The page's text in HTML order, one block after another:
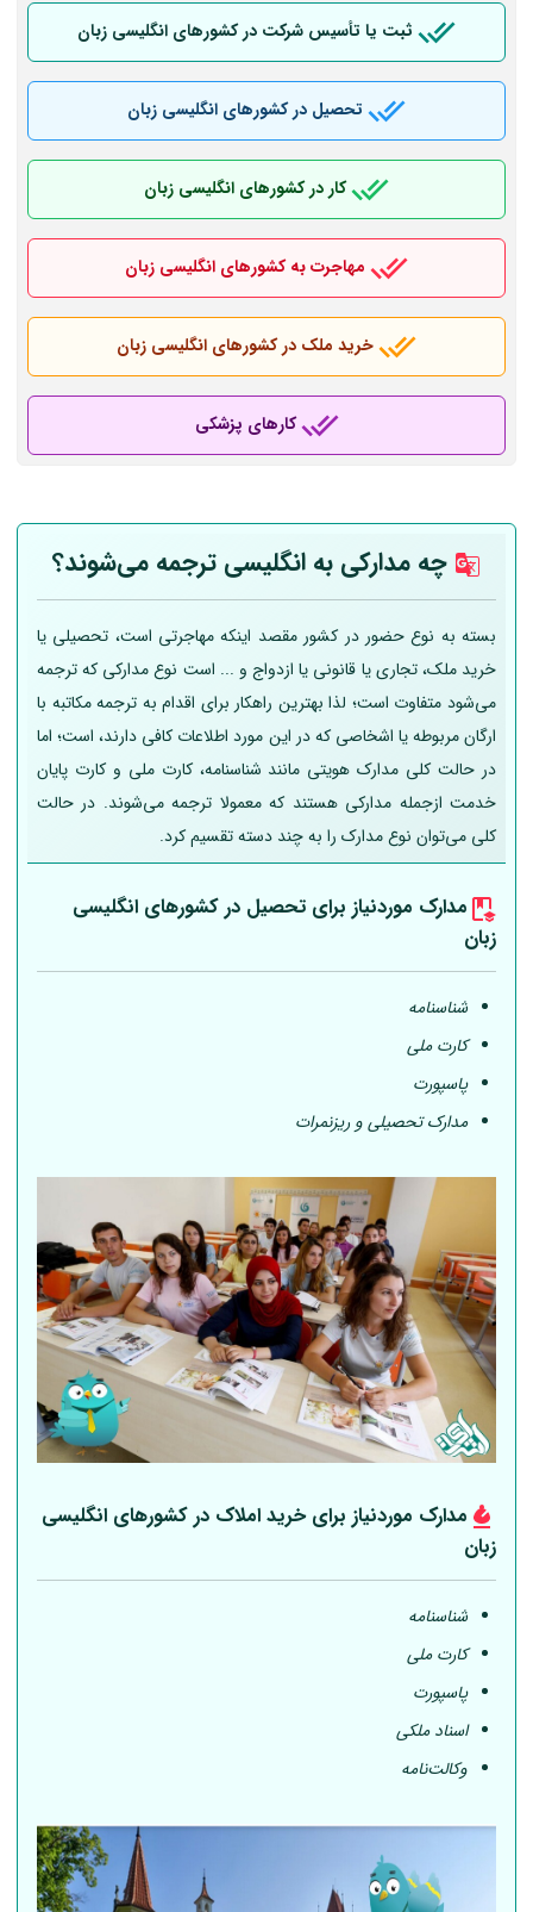
ثبت یا تأسیس شرکت در کشورهای انگلیسی زبان
تحصیل در کشورهای انگلیسی زبان
کار در کشورهای انگلیسی زبان
مهاجرت به کشورهای انگلیسی زبان
خرید ملک در کشورهای انگلیسی زبان
کارهای پزشکی
چه مدارکی به انگلیسی ترجمه می‌شوند؟
بسته به نوع حضور در کشور مقصد اینکه مهاجرتی است، تحصیلی یا
خرید ملک، تجاری یا قانونی یا ازدواج و ... است نوع مدارکی که ترجمه
می‌شود متفاوت است؛ لذا بهترین راهکار برای اقدام به ترجمه مکاتبه با
ارگان مربوطه یا اشخاصی که در این مورد اطلاعات کافی دارند، است؛ اما
در حالت کلی مدارک هویتی مانند شناسنامه، کارت ملی و کارت پایان
خدمت ازجمله مدارکی هستند که معمولا ترجمه می‌شوند. در حالت
کلی می‌توان نوع مدارک را به چند دسته تقسیم کرد.
مدارک موردنیاز برای تحصیل در کشورهای انگلیسی
زبان
شناسنامه
کارت ملی
پاسپورت
مدارک تحصیلی و ریزنمرات
مدارک موردنیاز برای خرید املاک در کشورهای انگلیسی
زبان
شناسنامه
کارت ملی
پاسپورت
اسناد ملکی
وکالت‌نامه